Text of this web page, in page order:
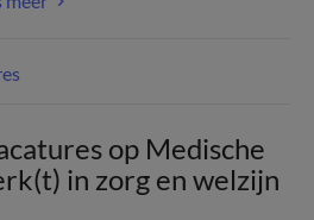
op Medische
in zorg en welzijn